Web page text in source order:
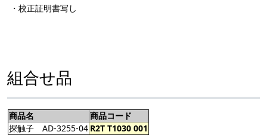
・校正証明書写し
組合せ品
商品名
商品コード
探触子 AD-3255-04 R2T T1030 001